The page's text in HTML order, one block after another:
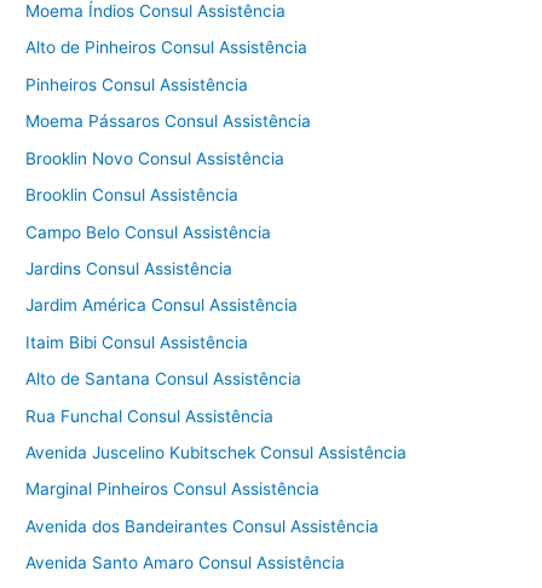
Moema Índios Consul Assistência
Alto de Pinheiros Consul Assistência
Pinheiros Consul Assistência
Moema Pássaros Consul Assistência
Brooklin Novo Consul Assistência
Brooklin Consul Assistência
Campo Belo Consul Assistência
Jardins Consul Assistência
Jardim América Consul Assistência
Itaim Bibi Consul Assistência
Alto de Santana Consul Assistência
Rua Funchal Consul Assistência
Avenida Juscelino Kubitschek Consul Assistência
Marginal Pinheiros Consul Assistência
Avenida dos Bandeirantes Consul Assistência
Avenida Santo Amaro Consul Assistência